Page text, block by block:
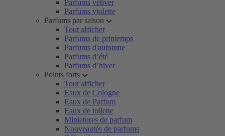
Parfums vétiver
Parfums violette
Parfums par saison
Tout afficher
Parfums de printemps
Parfums d'automne
Parfums d’été
Parfums d’hiver
Points forts
Tout afficher
Eaux de Cologne
Eaux de Parfum
Eaux de toilette
Miniatures de parfum
Nouveautés de parfums